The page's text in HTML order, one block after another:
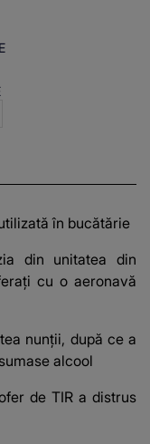
în bucătărie
din unitatea din
cu o aeronavă
nunții, după ce a
alcool
de TIR a distrus